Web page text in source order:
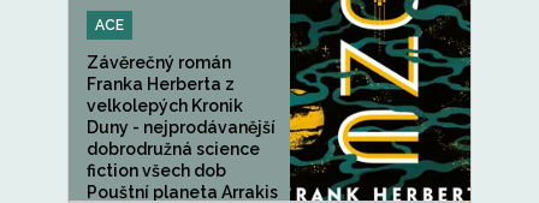
ACE
Závěrečný román
Franka Herberta z
velkolepých Kronik
Duny - nejprodávanější
dobrodružná science
fiction všech dob
Pouštní planeta Arrakis